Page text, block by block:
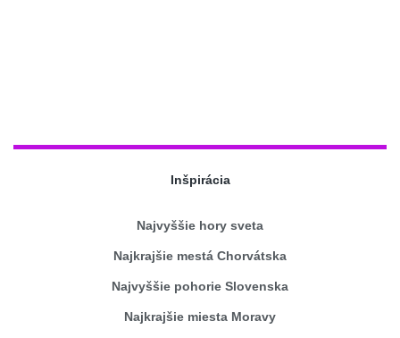
Inšpirácia
Najvyššie hory sveta
Najkrajšie mestá Chorvátska
Najvyššie pohorie Slovenska
Najkrajšie miesta Moravy